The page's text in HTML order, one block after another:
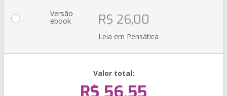
Versão
ebook R$ 26,00
Leia em Pensática
Valor total: